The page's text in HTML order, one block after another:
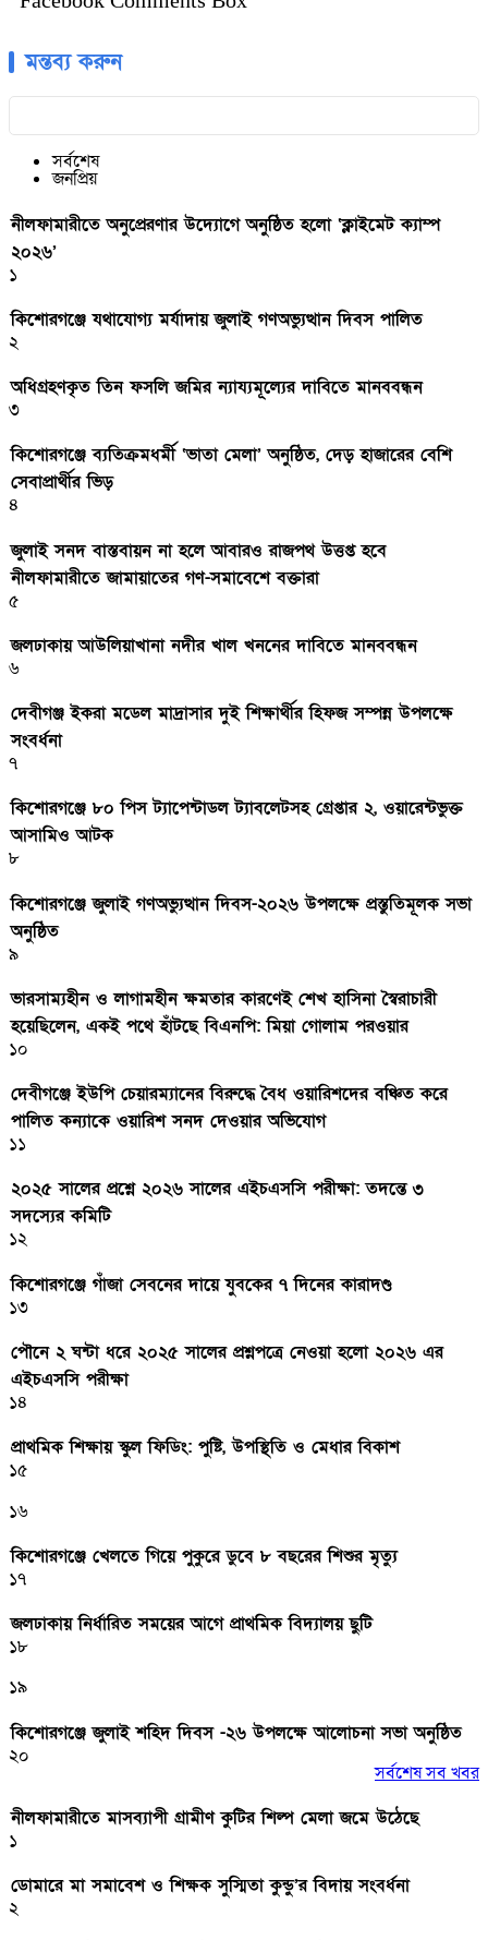
মন্তব্য করুন
সর্বশেষ
জনপ্রিয়
নীলফামারীতে অনুপ্রেরণার উদ্যোগে অনুষ্ঠিত হলো ‘ক্লাইমেট ক্যাম্প
২০২৬’
১
কিশোরগঞ্জে যথাযোগ্য মর্যাদায় জুলাই গণঅভ্যুত্থান দিবস পালিত
২
অধিগ্রহণকৃত তিন ফসলি জমির ন্যায্যমূল্যের দাবিতে মানববন্ধন
৩
কিশোরগঞ্জে ব্যতিক্রমধর্মী ‘ভাতা মেলা’ অনুষ্ঠিত, দেড় হাজারের বেশি
সেবাপ্রার্থীর ভিড়
৪
জুলাই সনদ বাস্তবায়ন না হলে আবারও রাজপথ উত্তপ্ত হবে
নীলফামারীতে জামায়াতের গণ-সমাবেশে বক্তারা
৫
জলঢাকায় আউলিয়াখানা নদীর খাল খননের দাবিতে মানববন্ধন
৬
দেবীগঞ্জ ইকরা মডেল মাদ্রাসার দুই শিক্ষার্থীর হিফজ সম্পন্ন উপলক্ষে
সংবর্ধনা
৭
কিশোরগঞ্জে ৮০ পিস ট্যাপেন্টাডল ট্যাবলেটসহ গ্রেপ্তার ২, ওয়ারেন্টভুক্ত
আসামিও আটক
৮
কিশোরগঞ্জে জুলাই গণঅভ্যুত্থান দিবস-২০২৬ উপলক্ষে প্রস্তুতিমূলক সভা
অনুষ্ঠিত
৯
ভারসাম্যহীন ও লাগামহীন ক্ষমতার কারণেই শেখ হাসিনা স্বৈরাচারী
হয়েছিলেন, একই পথে হাঁটছে বিএনপি: মিয়া গোলাম পরওয়ার
১০
দেবীগঞ্জে ইউপি চেয়ারম্যানের বিরুদ্ধে বৈধ ওয়ারিশদের বঞ্চিত করে
পালিত কন্যাকে ওয়ারিশ সনদ দেওয়ার অভিযোগ
১১
২০২৫ সালের প্রশ্নে ২০২৬ সালের এইচএসসি পরীক্ষা: তদন্তে ৩
সদস্যের কমিটি
১২
কিশোরগঞ্জে গাঁজা সেবনের দায়ে যুবকের ৭ দিনের কারাদণ্ড
১৩
পৌনে ২ ঘন্টা ধরে ২০২৫ সালের প্রশ্নপত্রে নেওয়া হলো ২০২৬ এর
এইচএসসি পরীক্ষা
১৪
প্রাথমিক শিক্ষায় স্কুল ফিডিং: পুষ্টি, উপস্থিতি ও মেধার বিকাশ
১৫
১৬
কিশোরগঞ্জে খেলতে গিয়ে পুকুরে ডুবে ৮ বছরের শিশুর মৃত্যু
১৭
জলঢাকায় নির্ধারিত সময়ের আগে প্রাথমিক বিদ্যালয় ছুটি
১৮
১৯
কিশোরগঞ্জে জুলাই শহিদ দিবস -২৬ উপলক্ষে আলোচনা সভা অনুষ্ঠিত
২০
সর্বশেষ সব খবর
নীলফামারীতে মাসব্যাপী গ্রামীণ কুটির শিল্প মেলা জমে উঠেছে
১
ডোমারে মা সমাবেশ ও শিক্ষক সুস্মিতা কুন্ডু’র বিদায় সংবর্ধনা
২